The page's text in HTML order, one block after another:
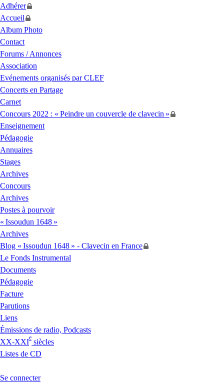
Adhérer
Accueil
Album Photo
Contact
Forums / Annonces
Association
Evénements organisés parCLEF
Concerts en Partage
Carnet
Concours 2022 : « Peindre un couvercle de clavecin »
Enseignement
Pédagogie
Annuaires
Stages
Archives
Concours
Archives
Postes à pourvoir
« Issoudun 1648 »
Archives
Blog « Issoudun 1648 » - Clavecin en France
Le Fonds Instrumental
Documents
Pédagogie
Facture
Parutions
Liens
Émissions de radio, Podcasts
XX-XXI
e
siècles
Listes de CD
Se connecter